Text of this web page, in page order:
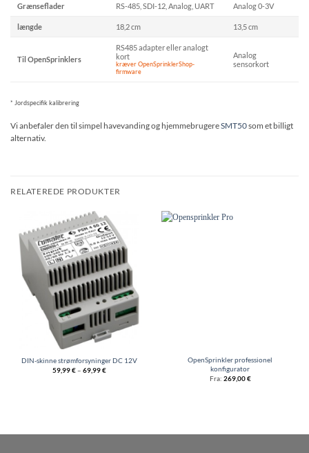
Grænseflader RS-485, SDI-12, Analog, UART Analog 0-3V
længde 18,2 cm 13,5 cm
Til OpenSprinklers
RS485 adapter eller analogt
kort
kræver OpenSprinklerShop-
firmware
Analog
sensorkort
* Jordspecifik kalibrering
Vi anbefaler den til simpel havevanding og hjemmebrugereSMT50som et billigt
alternativ.
RELATEREDE PRODUKTER
DIN-skinne strømforsyninger DC 12V
59,99€– 69,99€
OpenSprinkler professionel
konfigurator
Fra: 269,00€